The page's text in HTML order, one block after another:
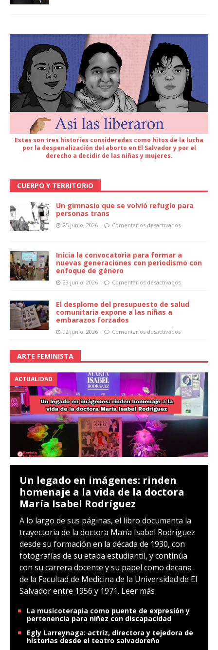
Estas son tres historias consideradas como hitos de la lucha
por la despenalización del aborto en El Salvador y por el
derecho a decidir de las niñas y mujeres.
CUERPO Y TERRITORIO
Un gimnasio que se volvió refugio para
personas trans
25 junio, 2026 Comentarios desactivados
Inicia la convocatoria para formar a
nuevas generaciones con periodismo con
enfoque de género
23 junio, 2026 Comentarios desactivados
El desplome del presupuesto de salud
comunitaria expone a las niñas a
embarazos forzados
22 junio, 2026 Comentarios desactivados
ARTE FEMINISTA
ACTUALIDAD
Un legado en imágenes: rinden
homenaje a la vida de la doctora
María Isabel Rodríguez
A lo largo de sus páginas, el libro documenta la
trayectoria de la doctora María Isabel Rodríguez
desde su formación en la década de 1930, con
fotografías de su etapa estudiantil, y continúa
con su carrera docente y su papel como decana
de la Facultad de Medicina de la Universidad de El
Salvador entre 1956 y 1971. Leer más
La musicoterapia como puente de expresión y
pertenencia para niñez con discapacidad
Egly Larreynaga: actriz, directora y tejedora de
historias desde el teatro salvadoreño